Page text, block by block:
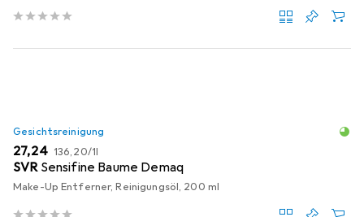
Gesichtsreinigung
EUR
27,24 EUR
136,20/1l
SVR Sensifine Baume Demaq
Make-Up Entferner, Reinigungsöl, 200 ml